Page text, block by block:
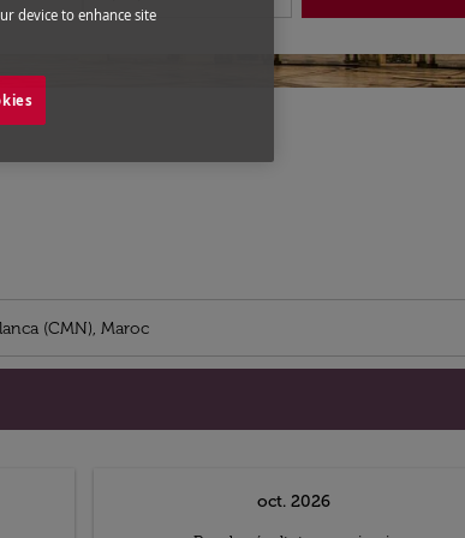
oct. 2026
device to enhance site